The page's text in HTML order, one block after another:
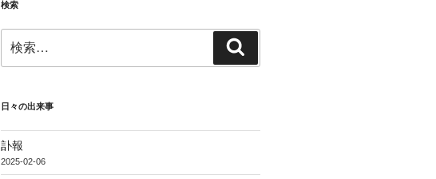
検索
索:
索
日々の出来事
訃報
2025-02-06